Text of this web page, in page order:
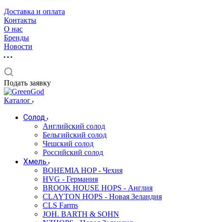
Доставка и оплата
Контакты
О нас
Бренды
Новости
Подать заявку
Каталог
Солод
Английский солод
Бельгийский солод
Чешский солод
Российский солод
Хмель
BOHEMIA HOP - Чехия
HVG - Германия
BROOK HOUSE HOPS - Англия
CLAYTON HOPS - Новая Зеландия
CLS Farms
JOH. BARTH & SOHN